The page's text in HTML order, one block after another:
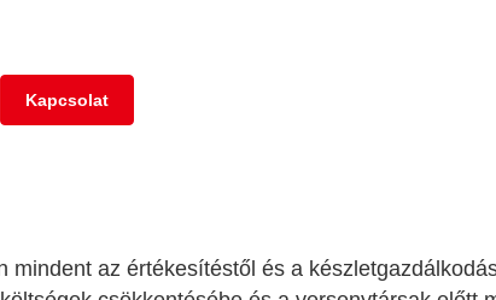
Kapcsolat
az értékesítéstől és a